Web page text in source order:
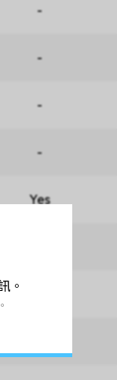
-
-
-
-
Yes
。